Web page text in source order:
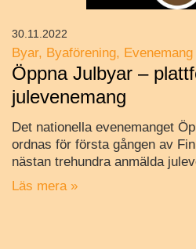
Byar Byaförening Evenemang
Öppna Julbyar –
julevenemang
Det nationella evenemanget
ordnas för första gången av
nästan trehundra anmälda
Läs mera »
30.11.2022